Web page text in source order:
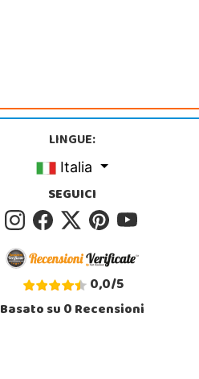
LINGUE:
Italia
SEGUICI
0,0/5
Basato su0Recensioni